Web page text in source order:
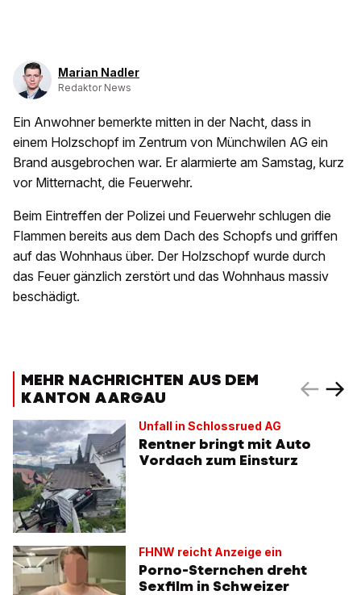
Marian Nadler
Redaktor News
Ein Anwohner bemerkte mitten in der Nacht, dass in
einem Holzschopf im Zentrum von Münchwilen AG ein
Brand ausgebrochen war. Er alarmierte am Samstag, kurz
vor Mitternacht, die Feuerwehr.
Beim Eintreffen der Polizei und Feuerwehr schlugen die
Flammen bereits aus dem Dach des Schopfs und griffen
auf das Wohnhaus über. Der Holzschopf wurde durch
das Feuer gänzlich zerstört und das Wohnhaus massiv
beschädigt.
MEHR NACHRICHTEN AUS DEM
KANTON AARGAU
Unfall in Schlossrued AG
Rentner bringt mit Auto
Vordach zum Einsturz
FHNW reicht Anzeige ein
Porno-Sternchen dreht
Sexfilm in Schweizer